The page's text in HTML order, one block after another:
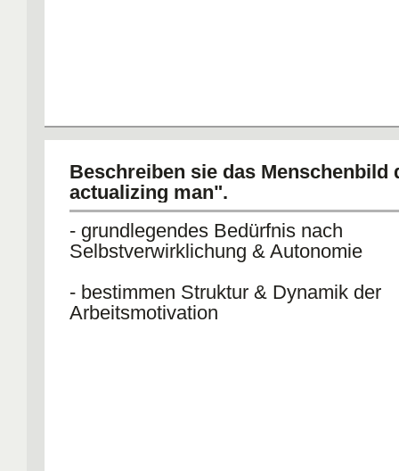
Beschreiben sie das Menschenbild
actualizing man".
- grundlegendes Bedürfnis nach
Selbstverwirklichung & Autonomie
- bestimmen Struktur & Dynamik der
Arbeitsmotivation